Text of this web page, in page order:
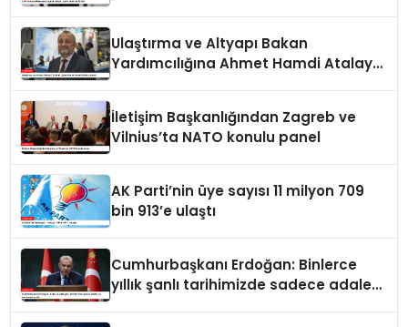
Ulaştırma ve Altyapı Bakan
Yardımcılığına Ahmet Hamdi Atalay
İletişim Başkanlığından Zagreb ve
Vilnius’ta NATO konulu panel
AK Parti’nin üye sayısı 11 milyon 709
bin 913’e ulaştı
Cumhurbaşkanı Erdoğan: Binlerce
yıllık şanlı tarihimizde sadece adalet